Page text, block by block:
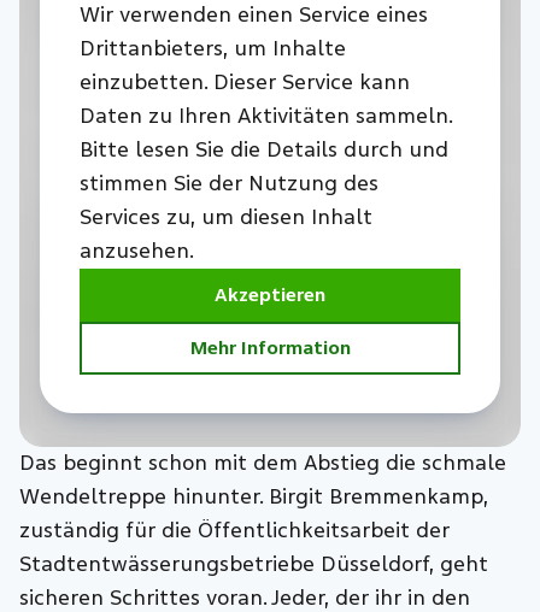
Wir verwenden einen Service eines
Drittanbieters, um Inhalte
einzubetten. Dieser Service kann
Daten zu Ihren Aktivitäten sammeln.
Bitte lesen Sie die Details durch und
stimmen Sie der Nutzung des
Services zu, um diesen Inhalt
anzusehen.
Akzeptieren
Mehr Information
Das beginnt schon mit dem Abstieg die schmale
Wendeltreppe hinunter. Birgit Bremmenkamp,
zuständig für die Öffentlichkeitsarbeit der
Stadtentwässerungsbetriebe Düsseldorf, geht
sicheren Schrittes voran. Jeder, der ihr in den